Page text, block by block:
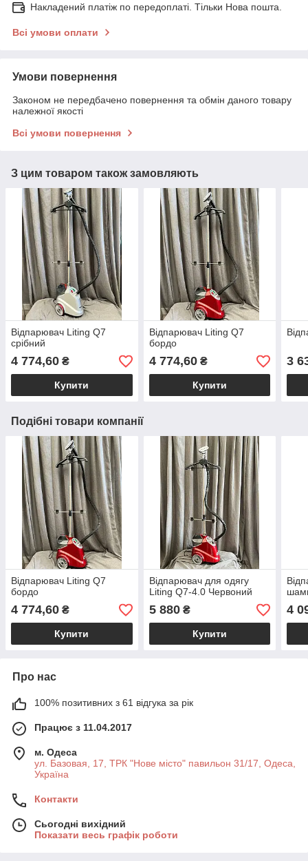
Накладений платіж по передоплаті. Тільки Нова пошта.
Всі умови оплати
Умови повернення
Законом не передбачено повернення та обмін даного товару
належної якості
Всі умови повернення
З цим товаром також замовляють
Відпарювач Liting Q7
срібний
4 774,60 ₴
Купити
Відпарювач Liting Q7
бордо
4 774,60₴
Купити
3
Подібні товари компанії
Відпарювач Liting Q7
бордо
4 774,60 ₴
Купити
Відпарювач для одягу
Liting Q7-4.0 Червоний
5 880₴
Купити
4
Про нас
100% позитивних з 61 відгука за рік
Працює з 11.04.2017
м. Одеса
ул. Базовая, 17, ТРК "Нове місто" павильон 31/17, Одеса,
Україна
Контакти
Сьогодні вихідний
Показати весь графік роботи